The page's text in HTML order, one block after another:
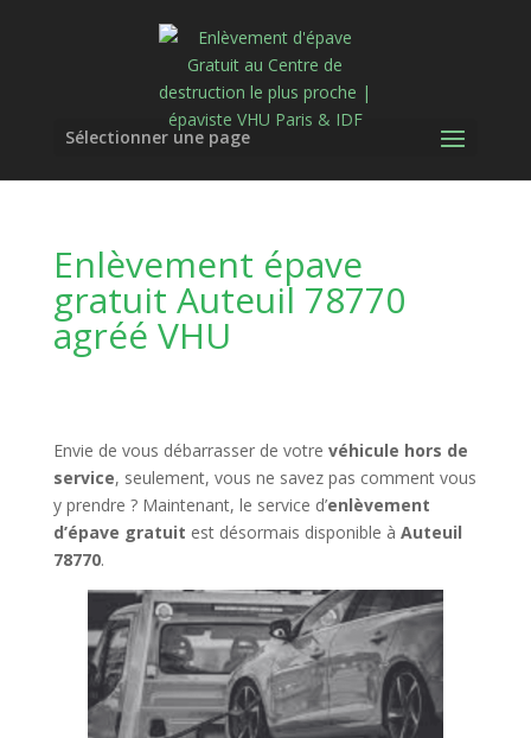
Sélectionner une page
Enlèvement épave
gratuit Auteuil 78770
agréé VHU
Envie de vous débarrasser de votre véhicule hors de
service, seulement, vous ne savez pas comment vous
y prendre ? Maintenant, le service d’enlèvement
d’épave gratuit est désormais disponible à Auteuil
78770.